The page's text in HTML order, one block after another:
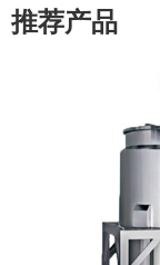
推荐产品